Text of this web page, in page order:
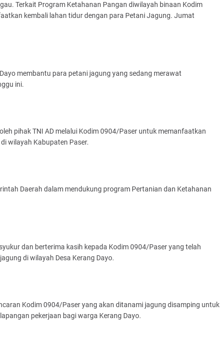
Terkait Program Ketahanan Pangan diwilayah binaan Kodim
kembali lahan tidur dengan para Petani Jagung. Jumat
membantu para petani jagung yang sedang merawat
ini.
pihak TNI AD melalui Kodim 0904/Paser untuk memanfaatkan
wilayah Kabupaten Paser.
Daerah dalam mendukung program Pertanian dan Ketahanan
dan berterima kasih kepada Kodim 0904/Paser yang telah
di wilayah Desa Kerang Dayo.
Kodim 0904/Paser yang akan ditanami jagung disamping untuk
pekerjaan bagi warga Kerang Dayo.